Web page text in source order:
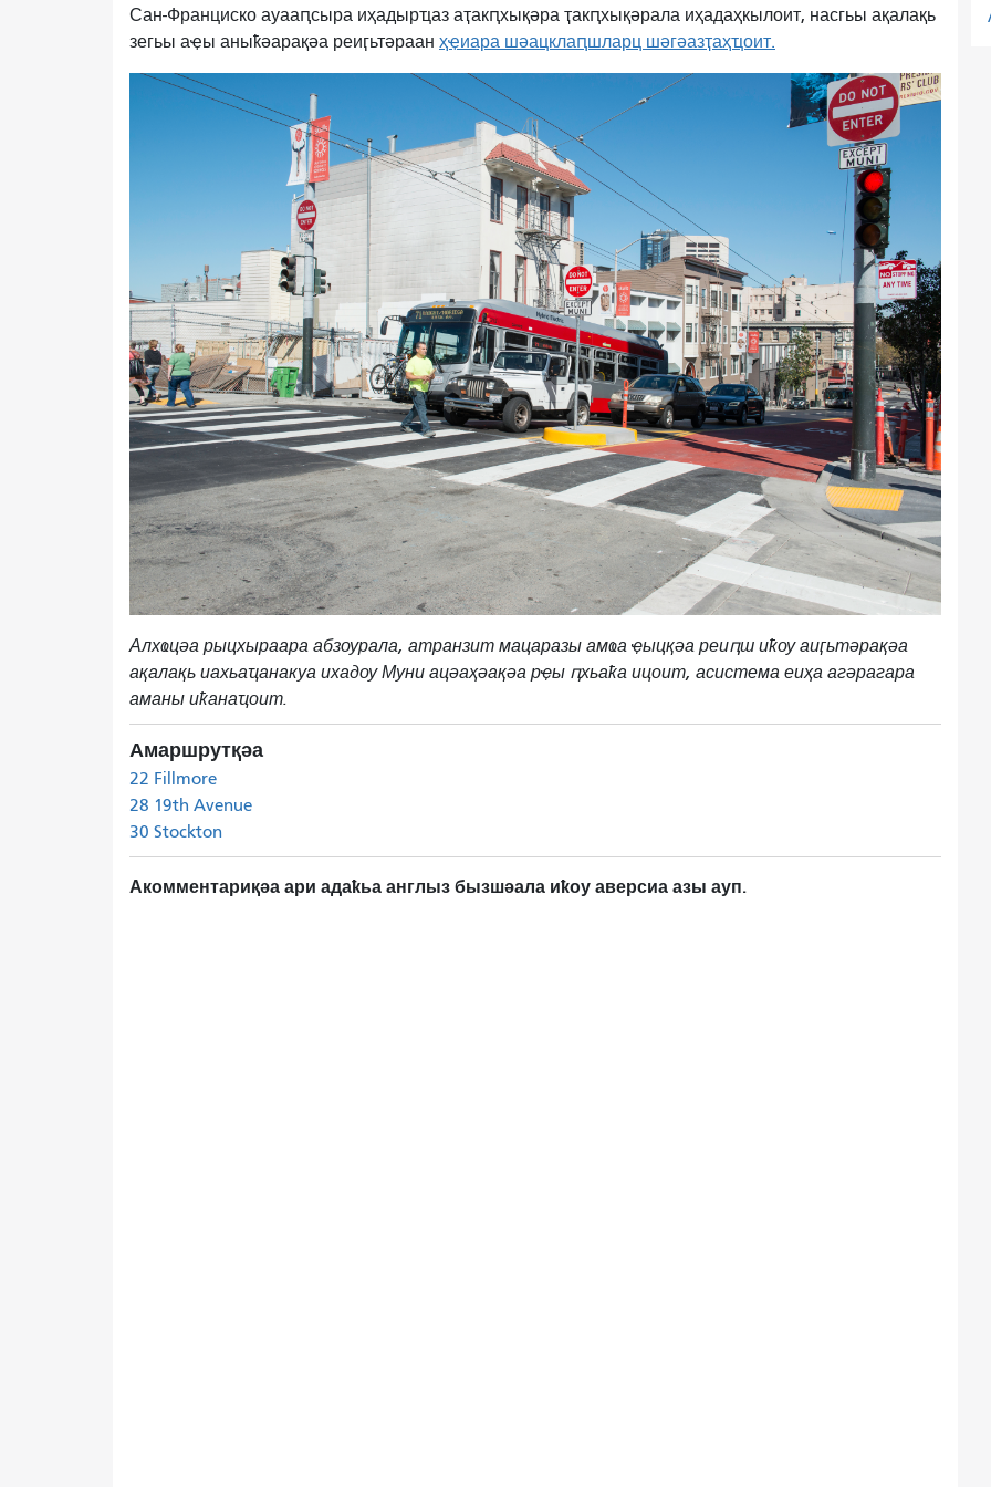
Сан-Франциско ауааԥсыра иҳадырҵаз аҭакԥхықәра ҭакԥхықәрала иҳадаҳкылоит, насгьы ақалақь
зегьы аҿы аныҟәарақәа реиӷьтәраан ҳҿиара шәацклаԥшларц шәгәазҭаҳҵоит.
Алхҩцәа рыцхыраара абзоурала, атранзит мацаразы амҩа ҿыцқәа реиԥш иҟоу аиӷьтәрақәа
ақалақь иахьаҵанакуа ихадоу Муни ацәаҳәақәа рҿы ԥхьаҟа ицоит, асистема еиҳа агәрагара
аманы иҟанаҵоит.
Амаршрутқәа
22 Fillmore
28 19th Avenue
30 Stockton
Акомментариқәа ари адаҟьа англыз бызшәала иҟоу аверсиа азы ауп.